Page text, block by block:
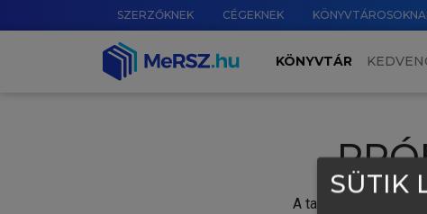
SZERZŐKNEK CÉGEKNEK
KÖNYVTÁR
A tartalom
SÜTIK